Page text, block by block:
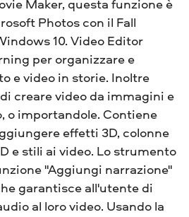
Maker, questa funzione è
Photos con il Fall
10. Video Editor
per organizzare e
e video in storie. Inoltre
creare video da immagini e
o importandole. Contiene
effetti 3D, colonne
e stili ai video. Lo strumento
"Aggiungi narrazione"
garantisce all'utente di
al loro video. Usando la